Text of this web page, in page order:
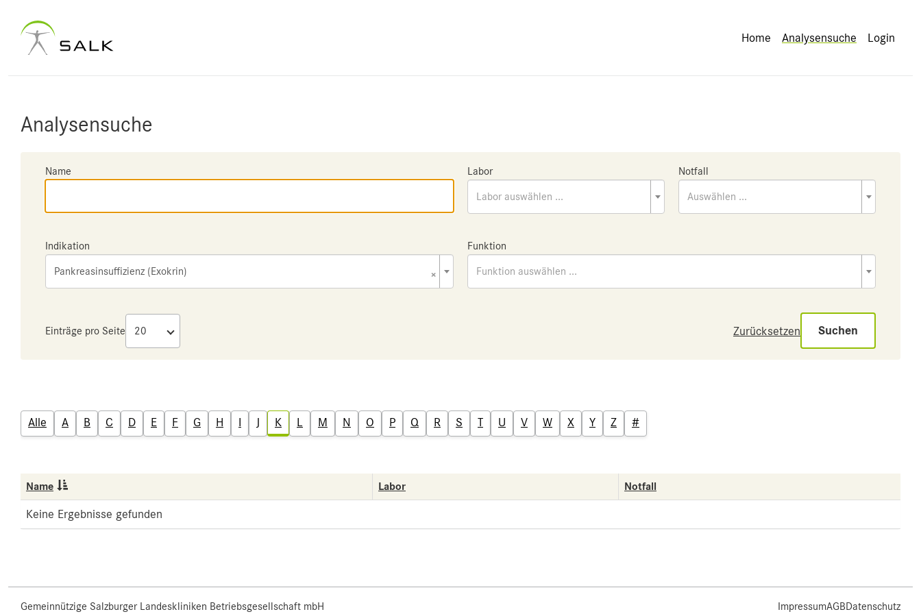
Home Analysensuche Login
Analysensuche
Name Labor
Labor auswählen ...
Notfall
Auswählen ...
Indikation
×
Pankreasinsuffizienz (Exokrin)
Funktion
Funktion auswählen ...
Einträge pro Seite Zurücksetzen Suchen
Alle A B C D E F G H I J K L M N O P Q R S T U V W X Y Z #
Name Labor Notfall
Keine Ergebnisse gefunden
Gemeinnützige Salzburger Landeskliniken Betriebsgesellschaft mbH ImpressumAGBDatenschutz